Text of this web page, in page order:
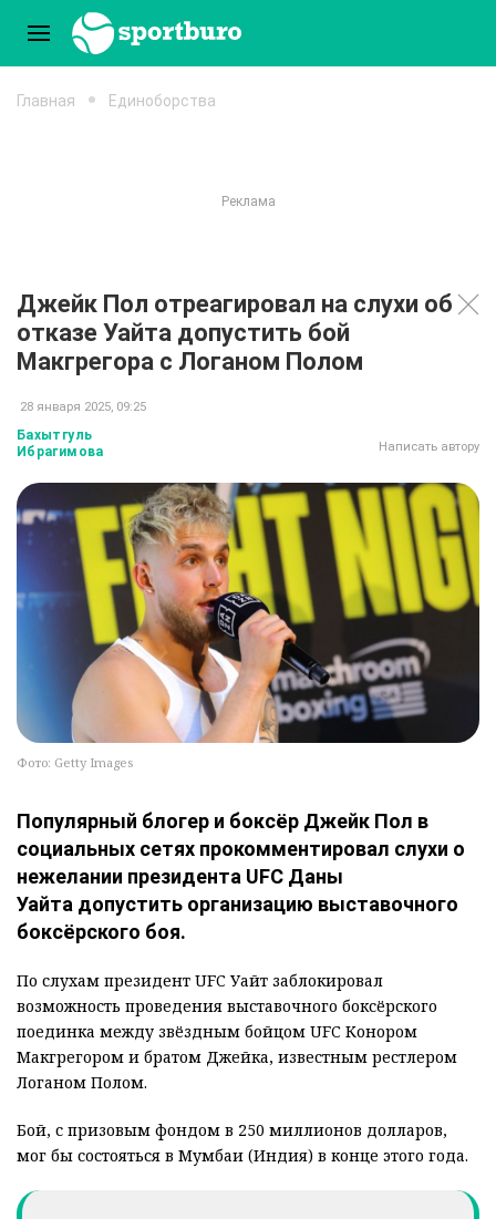
Главная Единоборства
Джейк Пол отреагировал на слухи об
отказе Уайта допустить бой
Макгрегора с Логаном Полом
28 января 2025, 09:25
Бахытгуль
Ибрагимова
Написать автору
Фото: Getty Images
Популярный блогер и боксёр Джейк Пол в
социальных сетях прокомментировал слухи о
нежелании президента UFC Даны
Уайта допустить организацию выставочного
боксёрского боя.
По слухам президент UFC Уайт заблокировал
возможность проведения выставочного боксёрского
поединка между звёздным бойцом UFC Конором
Макгрегором и братом Джейка, известным рестлером
Логаном Полом.
Бой, с призовым фондом в 250 миллионов долларов,
мог бы состояться в Мумбаи (Индия) в конце этого года.